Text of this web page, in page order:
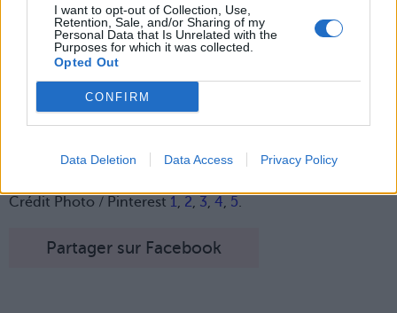
I want to opt-out of Collection, Use,
Retention, Sale, and/or Sharing of my
Personal Data that Is Unrelated with the
Purposes for which it was collected.
Opted Out
CONFIRM
Data Deletion Data Access Privacy Policy
ressortir votre pantalon
pattes d'eph' en velours ou
votre veste mauve à
Vous êtes une green, une
Crédit Photo / Pinterest 1, 2, 3, 4, 5.
Partager sur Facebook